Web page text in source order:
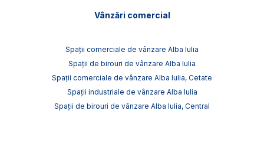
Vânzări comercial
Spații comerciale de vânzare Alba Iulia
Spații de birouri de vânzare Alba Iulia
Spații comerciale de vânzare Alba Iulia, Cetate
Spații industriale de vânzare Alba Iulia
Spații de birouri de vânzare Alba Iulia, Central